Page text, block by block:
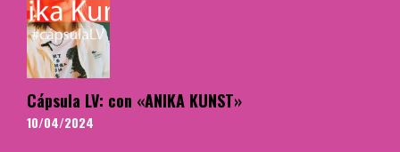
Cápsula LV: con «ANIKA KUNST»
10/04/2024